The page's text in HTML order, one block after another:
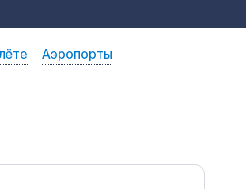
Аэропорты